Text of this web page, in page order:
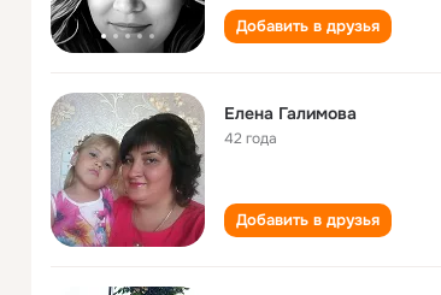
Добавить в друзья
Елена Галимова
42 года
Добавить в друзья